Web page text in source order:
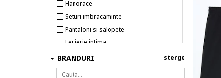
Hanorace
Seturi imbracaminte
Pantaloni si salopete
Lenjerie intima
Pantaloni scurti
Imbracaminte pentru casa
BRANDURI sterge